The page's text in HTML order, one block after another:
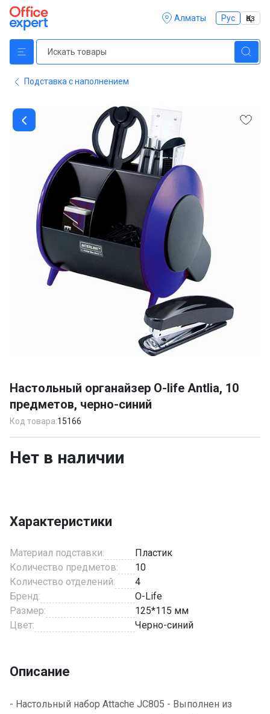
Алматы Рус Қаз
Подставка с наполнением
of
1
Настольный органайзер O-life Antlia, 10
предметов, черно-синий
Код товара:15166
Нет в наличии
Характеристики
Материал подставки:
Пластик
Количество предметов:
10
Количество отделений:
4
Бренд:
O-Life
Размер:
125*115 мм
Цвет:
Черно-синий
Описание
- Настольный набор Attache JC805 - Выполнен из